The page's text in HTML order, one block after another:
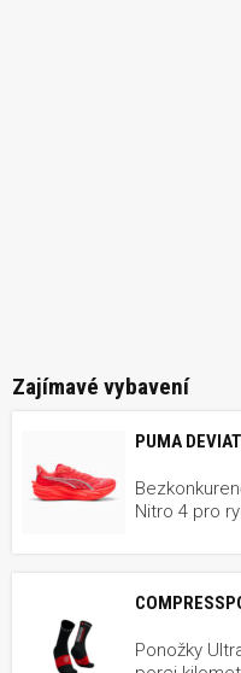
Zajímavé vybavení
PUMA
Nitro 4 pro
Ponožky